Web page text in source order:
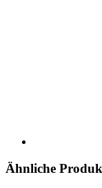
Ähnliche